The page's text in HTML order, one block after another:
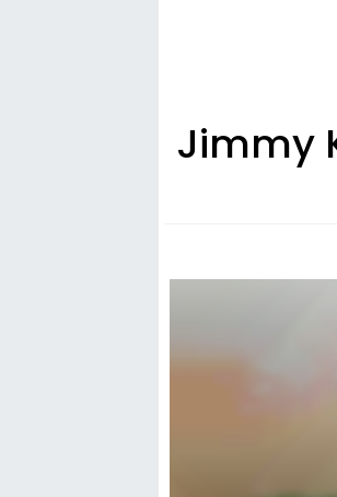
Jimmy